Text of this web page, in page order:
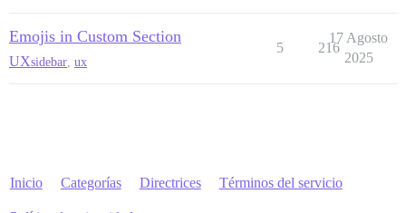
Emojis in Custom Section
UXsidebar ux
5 216
17 Agosto
2025
Inicio Categorías Directrices Términos del servicio